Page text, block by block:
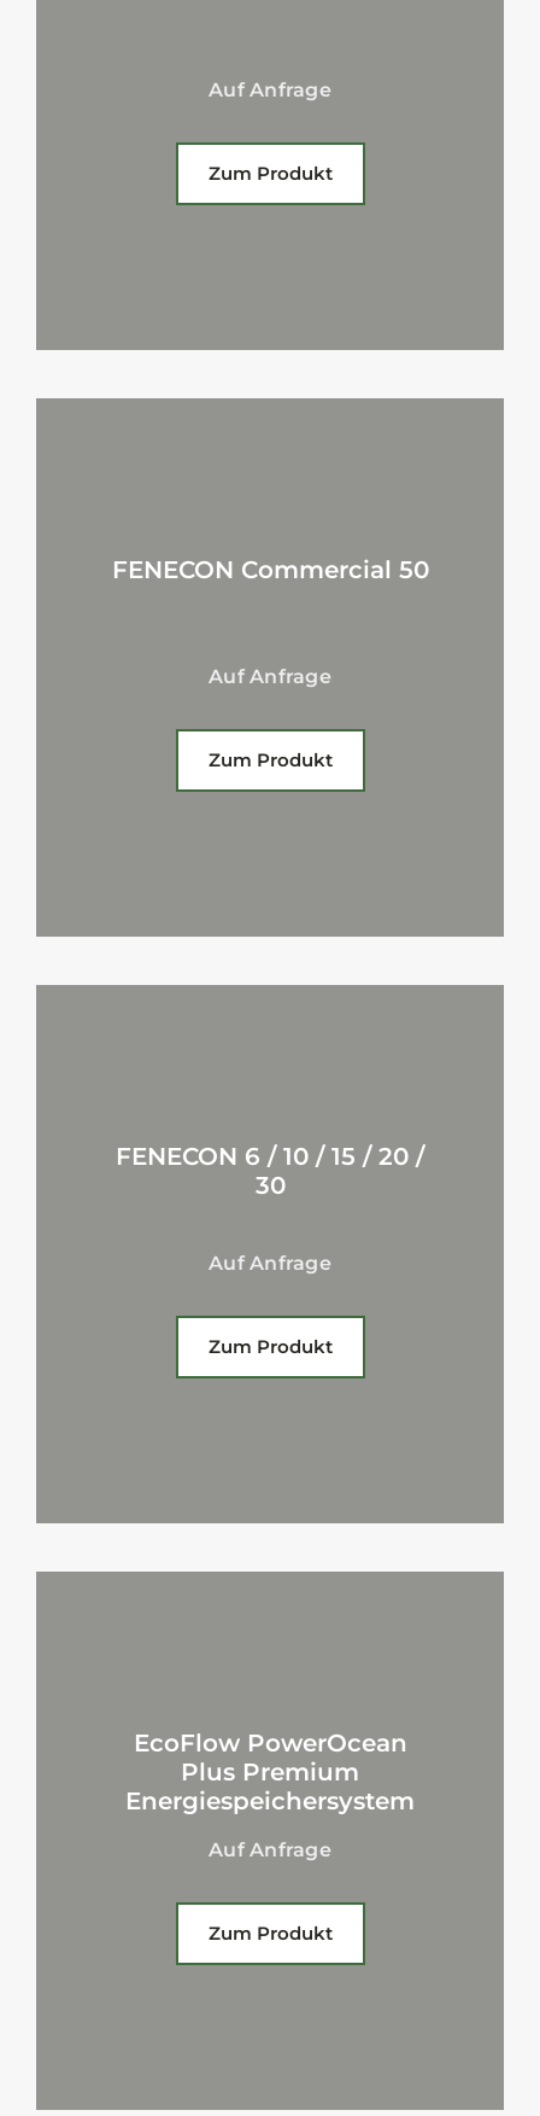
Auf Anfrage
Zum Produkt
FENECON Commercial 50
Auf Anfrage
Zum Produkt
FENECON 6 / 10 / 15 / 20 /
30
Auf Anfrage
Zum Produkt
EcoFlow PowerOcean
Plus Premium
Energiespeichersystem
Auf Anfrage
Zum Produkt